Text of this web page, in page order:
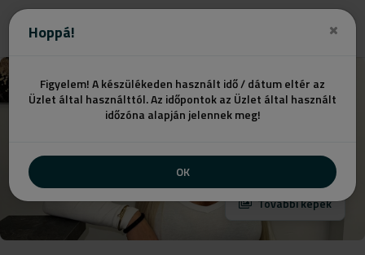
Hoppá!
Figyelem! A készülékeden használt idő / dátum eltér az
Üzlet által használttól. Az időpontok az Üzlet által használt
időzóna alapján jelennek meg!
OK
További képek